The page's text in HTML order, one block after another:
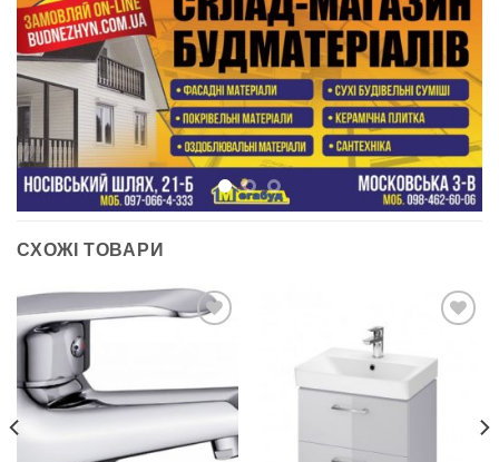
СХОЖІ ТОВАРИ
ДОДАТИ
ДО
БАЖАНЬ
ДОДАТИ